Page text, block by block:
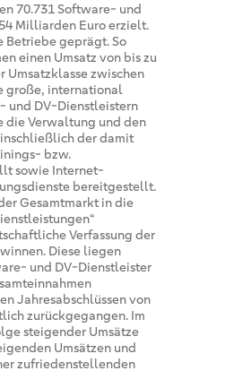
70.731 Software- und
Milliarden Euro erzielt.
Betriebe geprägt. So
einen Umsatz von bis zu
Umsatzklasse zwischen
große, international
und DV-Dienstleistern
die Verwaltung und den
der damit
bzw.
sowie Internet-
bereitgestellt.
Gesamtmarkt in die
Verfassung der
Diese liegen
und DV-Dienstleister
Jahresabschlüssen von
zurückgegangen. Im
steigender Umsätze
Umsätzen und
zufriedenstellenden